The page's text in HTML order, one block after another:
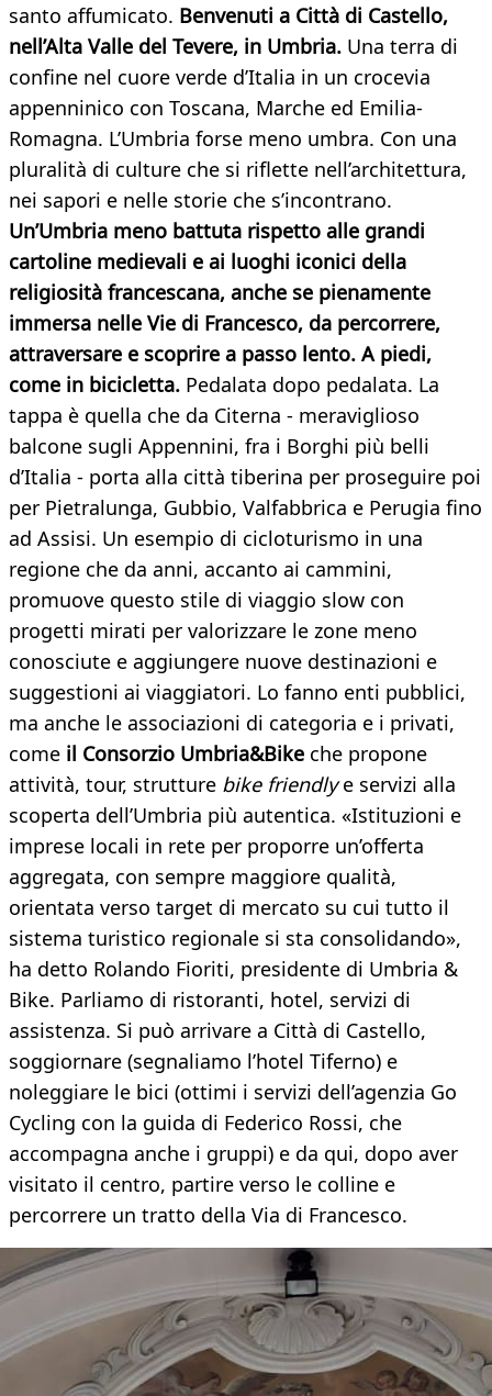
santo affumicato. Benvenuti a Città di Castello,
nell’Alta Valle del Tevere, in Umbria. Una terra di
confine nel cuore verde d’Italia in un crocevia
appenninico con Toscana, Marche ed Emilia-
Romagna. L’Umbria forse meno umbra. Con una
pluralità di culture che si riflette nell’architettura,
nei sapori e nelle storie che s’incontrano.
Un’Umbria meno battuta rispetto alle grandi
cartoline medievali e ai luoghi iconici della
religiosità francescana, anche se pienamente
immersa nelle Vie di Francesco, da percorrere,
attraversare e scoprire a passo lento. A piedi,
come in bicicletta. Pedalata dopo pedalata. La
tappa è quella che da Citerna - meraviglioso
balcone sugli Appennini, fra i Borghi più belli
d’Italia - porta alla città tiberina per proseguire poi
per Pietralunga, Gubbio, Valfabbrica e Perugia fino
ad Assisi. Un esempio di cicloturismo in una
regione che da anni, accanto ai cammini,
promuove questo stile di viaggio slow con
progetti mirati per valorizzare le zone meno
conosciute e aggiungere nuove destinazioni e
suggestioni ai viaggiatori. Lo fanno enti pubblici,
ma anche le associazioni di categoria e i privati,
come il Consorzio Umbria&Bike che propone
attività, tour, strutture bike friendlye servizi alla
scoperta dell’Umbria più autentica. «Istituzioni e
imprese locali in rete per proporre un’offerta
aggregata, con sempre maggiore qualità,
orientata verso target di mercato su cui tutto il
sistema turistico regionale si sta consolidando»,
ha detto Rolando Fioriti, presidente di Umbria &
Bike. Parliamo di ristoranti, hotel, servizi di
assistenza. Si può arrivare a Città di Castello,
soggiornare (segnaliamo l’hotel Tiferno) e
noleggiare le bici (ottimi i servizi dell’agenzia Go
Cycling con la guida di Federico Rossi, che
accompagna anche i gruppi) e da qui, dopo aver
visitato il centro, partire verso le colline e
percorrere un tratto della Via di Francesco.